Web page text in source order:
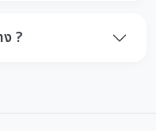
?